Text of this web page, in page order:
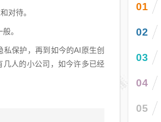
对待。
。
保护，再到如今的AI原生创
人的小公司，如今许多已经
01
02
03
04
05